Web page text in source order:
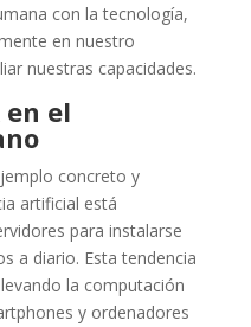
con la tecnología,
en nuestro
nuestras capacidades.
el
concreto y
artificial está
para instalarse
a diario. Esta tendencia
la computación
y ordenadores